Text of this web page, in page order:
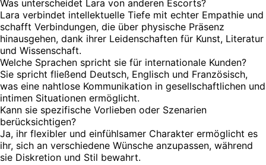
Was unterscheidet Lara von anderen Escorts?
Lara verbindet intellektuelle Tiefe mit echter Empathie und
schafft Verbindungen, die über physische Präsenz
hinausgehen, dank ihrer Leidenschaften für Kunst, Literatur
und Wissenschaft.
Welche Sprachen spricht sie für internationale Kunden?
Sie spricht fließend Deutsch, Englisch und Französisch,
was eine nahtlose Kommunikation in gesellschaftlichen und
intimen Situationen ermöglicht.
Kann sie spezifische Vorlieben oder Szenarien
berücksichtigen?
Ja, ihr flexibler und einfühlsamer Charakter ermöglicht es
ihr, sich an verschiedene Wünsche anzupassen, während
sie Diskretion und Stil bewahrt.